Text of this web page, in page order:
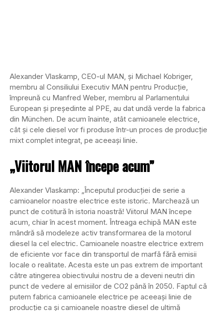
Alexander Vlaskamp, ​​CEO-ul MAN, și Michael Kobriger,
membru al Consiliului Executiv MAN pentru Producție,
împreună cu Manfred Weber, membru al Parlamentului
European și președinte al PPE, au dat undă verde la fabrica
din München. De acum înainte, atât camioanele electrice,
cât și cele diesel vor fi produse într-un proces de producție
mixt complet integrat, pe aceeași linie.
„Viitorul MAN începe acum”
Alexander Vlaskamp: „Începutul producției de serie a
camioanelor noastre electrice este istoric. Marchează un
punct de cotitură în istoria noastră! Viitorul MAN începe
acum, chiar în acest moment. Întreaga echipă MAN este
mândră să modeleze activ transformarea de la motorul
diesel la cel electric. Camioanele noastre electrice extrem
de eficiente vor face din transportul de marfă fără emisii
locale o realitate. Acesta este un pas extrem de important
către atingerea obiectivului nostru de a deveni neutri din
punct de vedere al emisiilor de CO2 până în 2050. Faptul că
putem fabrica camioanele electrice pe aceeași linie de
producție ca și camioanele noastre diesel de ultimă